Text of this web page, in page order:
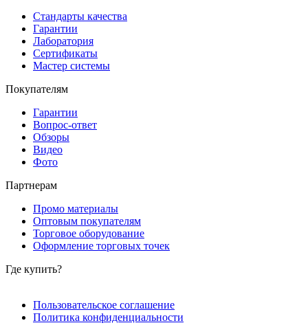
Стандарты качества
Гарантии
Лаборатория
Сертификаты
Мастер системы
Покупателям
Гарантии
Вопрос-ответ
Обзоры
Видео
Фото
Партнерам
Промо материалы
Оптовым покупателям
Торговое оборудование
Оформление торговых точек
Где купить?
Пользовательское соглашение
Политика конфиденциальности